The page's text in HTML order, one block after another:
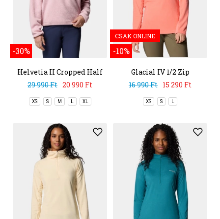
-30%
Helvetia II Cropped Half
Snap Fleece
29 990 Ft 20 990 Ft
XS S M L XL
CSAK ONLINE
-10%
Glacial IV 1/2 Zip
16 990 Ft 15 290 Ft
XS S L